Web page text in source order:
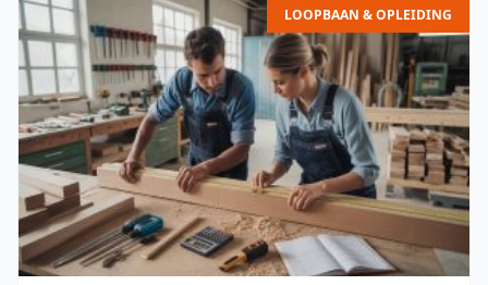
LOOPBAAN & OPLEIDING